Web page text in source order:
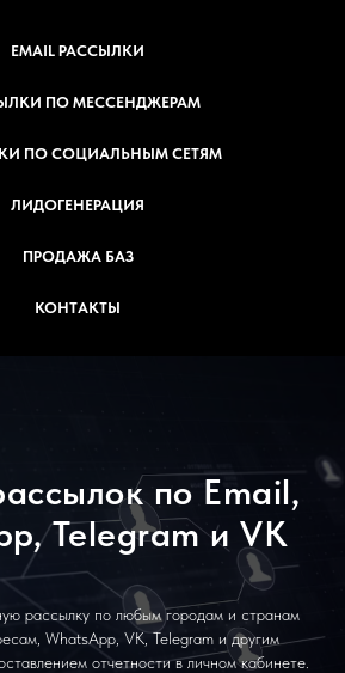
EMAIL РАССЫЛКИ
ПО МЕССЕНДЖЕРАМ
ПО СОЦИАЛЬНЫМ СЕТЯМ
ЛИДОГЕНЕРАЦИЯ
ПРОДАЖА БАЗ
КОНТАКТЫ
по Email,
Telegram и VK
рассылку по любым городам и странам
WhatsApp, VK, Telegram и другим
отчетности в личном кабинете.